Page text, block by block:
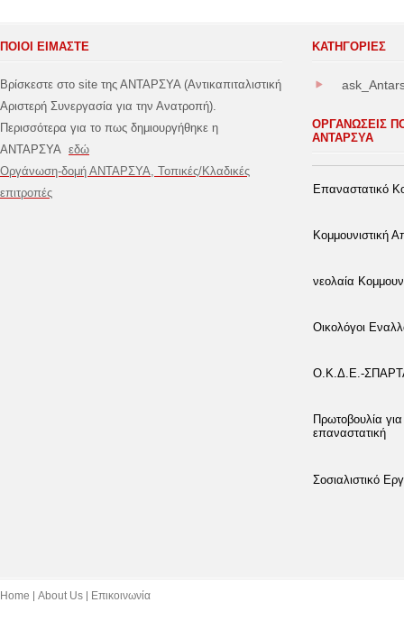
ΠΟΙΟΙ ΕΙΜΑΣΤΕ
Βρίσκεστε στο site της ΑΝΤΑΡΣΥΑ (Αντικαπιταλιστική
Αριστερή Συνεργασία για την Ανατροπή).
Περισσότερα για το πως δημιουργήθηκε η
ΑΝΤΑΡΣΥΑ εδώ
Οργάνωση-δομή ΑΝΤΑΡΣΥΑ, Τοπικές/Κλαδικές
επιτροπές
ΚΑΤΗΓΟΡΊΕΣ
ΟΡΓΑΝΩΣΕΙΣ
ΑΝΤΑΡΣΥΑ
Επαναστατικό
Κομμουνιστική
νεολαία
Οικολόγοι
Ο.Κ.Δ.Ε.-
Πρωτοβουλία
επαναστατική
Σοσιαλιστικό
Home About Us Επικοινωνία